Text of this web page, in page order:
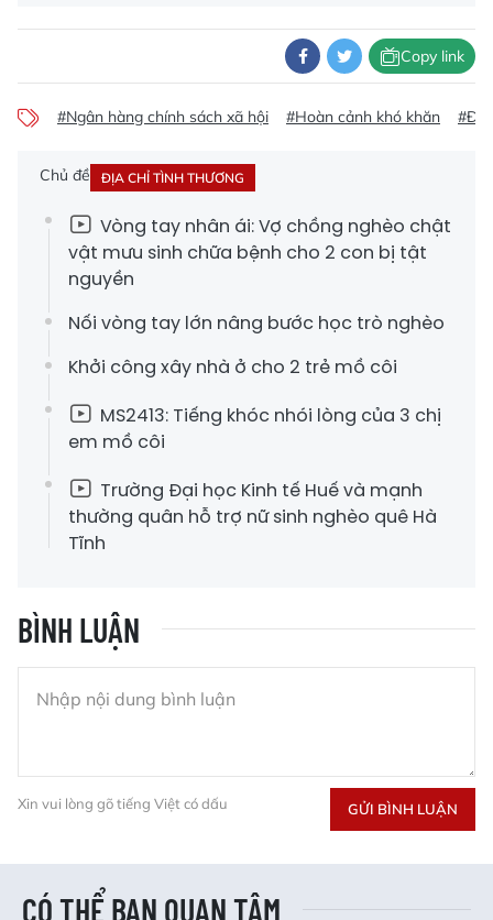
Copy link
#Ngân hàng chính sách xã hội #Hoàn cảnh khó khăn #Địa
Chủ đề ĐỊA CHỈ TÌNH THƯƠNG
Vòng tay nhân ái: Vợ chồng nghèo chật
vật mưu sinh chữa bệnh cho 2 con bị tật
nguyền
Nối vòng tay lớn nâng bước học trò nghèo
Khởi công xây nhà ở cho 2 trẻ mồ côi
MS2413: Tiếng khóc nhói lòng của 3 chị
em mồ côi
Trường Đại học Kinh tế Huế và mạnh
thường quân hỗ trợ nữ sinh nghèo quê Hà
Tĩnh
BÌNH LUẬN
Xin vui lòng gõ tiếng Việt có dấu GỬI BÌNH LUẬN
CÓ THỂ BẠN QUAN TÂM